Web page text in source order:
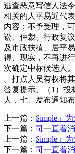
逃查恶意写信人法
相关的人平易近代
内容；不予受理，
讼、仲裁、行政复
及市政扶植、居平
得、现实，不再进
次确定中标候选人
。打点人员有权将
答复提示。（1）投
人，七、发布通知
上一篇： Simple」
下一篇： 司一直着
上一篇： Simple」
下一篇： 司一直着